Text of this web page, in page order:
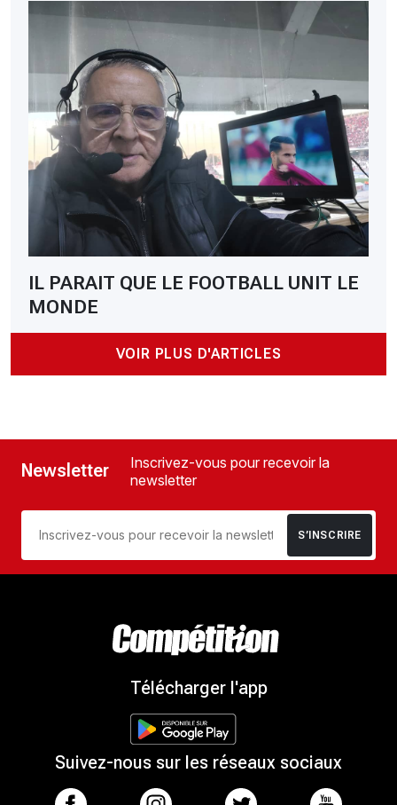
IL PARAIT QUE LE FOOTBALL UNIT LE
MONDE
VOIR PLUS D'ARTICLES
Newsletter
Inscrivez-vous pour recevoir la
newsletter
S’INSCRIRE
Télécharger l'app
Suivez-nous sur les réseaux sociaux